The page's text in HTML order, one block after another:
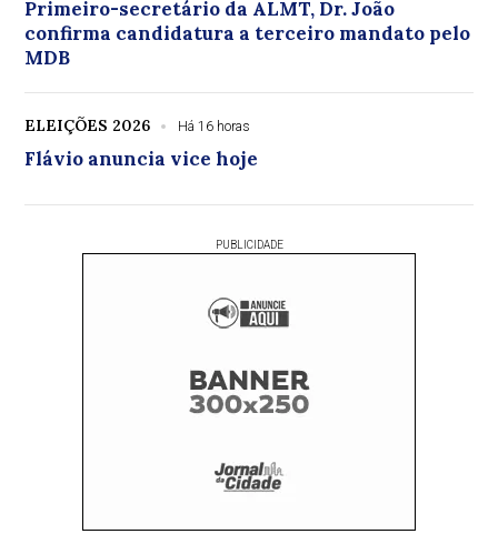
Primeiro-secretário da ALMT, Dr. João
confirma candidatura a terceiro mandato pelo
MDB
ELEIÇÕES 2026 Há 16 horas
Flávio anuncia vice hoje
PUBLICIDADE